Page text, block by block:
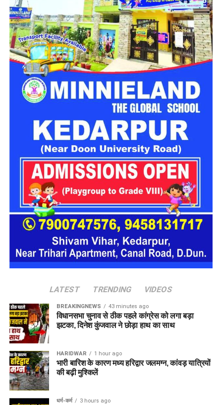
नैनीताल हाईकोर्ट के लिए हल्द्वानी गौलापार में 30 हेक्टेयर जमीन
देने का फैसला।
राज्य क्रीड़ा विश्वविद्यालय हल्द्वानी के लिए 122 पदों के सृजन को
मंजूरी।
जल जीवन मिशन में केंद्र की गाइडलाइंस लागू होंगी।
कुष्ठ रोग से पीड़ित व्यक्ति भी सहकारी समिति का सदस्य बन
सकेगा।
मेरठ से हरिद्वार तक गंगा एक्सप्रेसवे विस्तार के लिए यूपी से
समझौता होगा।
वन विकास निगम की सेवा नियमावली में
संशोधन
औद्योगिक नियमावली को मंजूरी, श्रमिक शिकायतों के त्वरित
समाधान पर जोर।
छंटनी किए गए कर्मचारियों को दोबारा अवसर देने का प्रावधान।
वन विकास निगम की सेवा नियमावली में संशोधन, स्केलर पद के
लिए 100 अंकों की परीक्षा होगी।
उच्चाधिकार प्राप्त समिति में संशोधन किया जा सकेगा।
LATEST TRENDING VIDEOS
BREAKINGNEWS 43 minutes ago
विधानसभा चुनाव से ठीक पहले कांग्रेस को लगा बड़ा
झटका, दिनेश कुंजवाल ने छोड़ा हाथ का साथ
HARIDWAR 1 hour ago
भारी बारिश के कारण मध्य हरिद्वार जलमग्न, कांवड़ यात्रियों
की बढ़ी मुश्किलें
धर्म-कर्म 3 hours ago